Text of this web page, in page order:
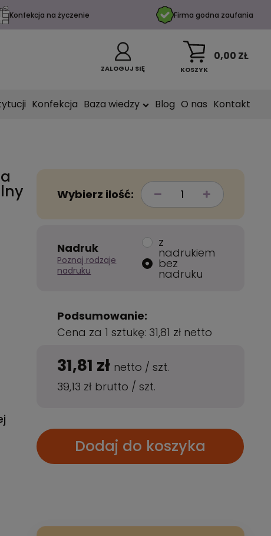
Konfekcja na życzenie Firma godna zaufania
ZALOGUJ SIĘ KOSZYK
0,00 ZŁ
Konfekcja Baza wiedzy Blog O nas Kontakt
Wybierz ilość:
Nadruk
Poznaj rodzaje
nadruku
z
nadrukiem
bez
nadruku
Podsumowanie:
Cena za 1 sztukę: 31,81 zł netto
31,81 zł netto /szt.
39,13 zł brutto /szt.
Dodaj do koszyka